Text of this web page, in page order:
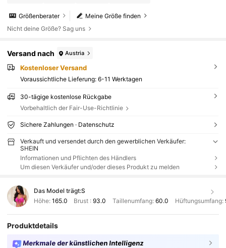
Meine Größe finden
Größenberater
Nicht deine Größe? Sag uns
Versand nach Austria
Kostenloser Versand
Voraussichtliche Lieferung: 6-11 Werktagen
30-tägige kostenlose Rückgabe
Vorbehaltlich der Fair-Use-Richtlinie
Sichere Zahlungen · Datenschutz
Verkauft und versendet durch den gewerblichen Verkäufer:
SHEIN
Informationen und Pflichten des Händlers
Um diesen Verkäufer und/oder dieses Produkt zu melden
Das Model trägt:S
Höhe: 165.0 Brust :93.0 Taillenumfang: 60.0 Hüftungsumfang:
Produktdetails
Merkmale der künstlichen Intelligenz